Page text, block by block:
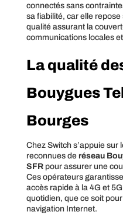
connectés sans
sa fiabilité, car elle
qualité assurant la
communications locales
La qualité
Bouygues
Bourges
Chez Switch s’appuie
reconnues de réseau
SFRpour assurer une
Ces opérateurs
accès rapide à la 4G et
quotidien, que ce soit
navigation Internet.